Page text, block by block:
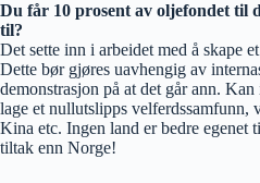
Du får 10 prosent av oljefondet til
til?
Det sette inn i arbeidet med å skape
Dette bør gjøres uavhengig av
demonstrasjon på at det går ann.
lage et nullutslipps
Kina etc. Ingen land er bedre egenet
tiltak enn Norge!